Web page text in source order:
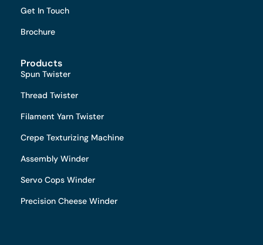
Get In Touch
Brochure
Products
Spun Twister
Thread Twister
Filament Yarn Twister
Crepe Texturizing Machine
Assembly Winder
Servo Cops Winder
Precision Cheese Winder